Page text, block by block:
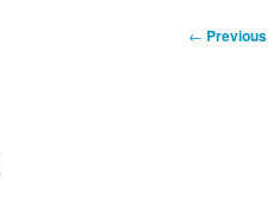
Post
← Previous